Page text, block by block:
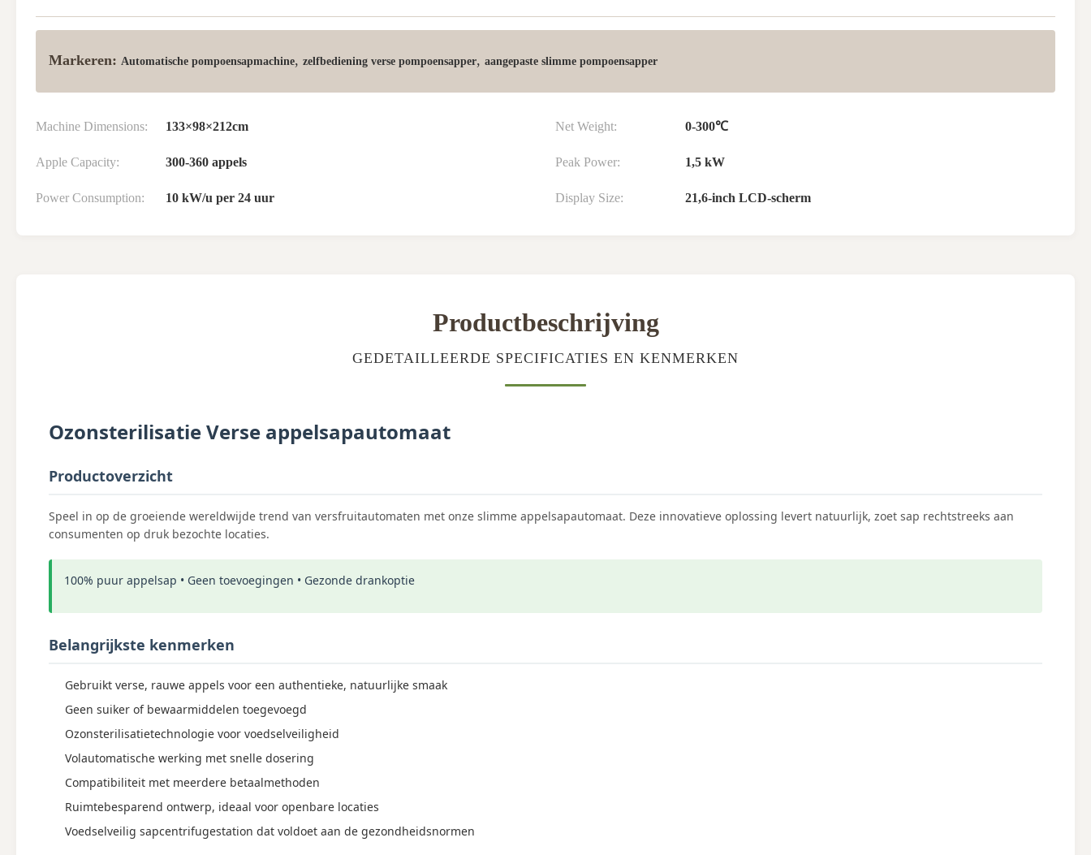
Markeren: Automatische pompoensapmachine, zelfbediening verse pompoensapper, aangepaste slimme pompoensapper
Machine Dimensions: 133×98×212cm Net Weight: 0-300℃
Apple Capacity: 300-360 appels Peak Power: 1,5 kW
Power Consumption: 10 kW/u per 24 uur Display Size: 21,6-inch LCD-scherm
Productbeschrijving
GEDETAILLEERDE SPECIFICATIES EN KENMERKEN
Ozonsterilisatie Verse appelsapautomaat
Productoverzicht
Speel in op de groeiende wereldwijde trend van versfruitautomaten met onze slimme appelsapautomaat. Deze innovatieve oplossing levert natuurlijk, zoet sap rechtstreeks aan
consumenten op druk bezochte locaties.
100% puur appelsap • Geen toevoegingen • Gezonde drankoptie
Belangrijkste kenmerken
Gebruikt verse, rauwe appels voor een authentieke, natuurlijke smaak
Geen suiker of bewaarmiddelen toegevoegd
Ozonsterilisatietechnologie voor voedselveiligheid
Volautomatische werking met snelle dosering
Compatibiliteit met meerdere betaalmethoden
Ruimtebesparend ontwerp, ideaal voor openbare locaties
Voedselveilig sapcentrifugestation dat voldoet aan de gezondheidsnormen